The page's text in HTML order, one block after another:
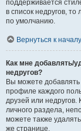
поддерживается
в список недругов,
по умолчанию.
Вернуться к началу
Как мне добавлять/
недругов?
Вы можете добавлять
профиле каждого
друзей или
личного раздела,
можете также
же странице.